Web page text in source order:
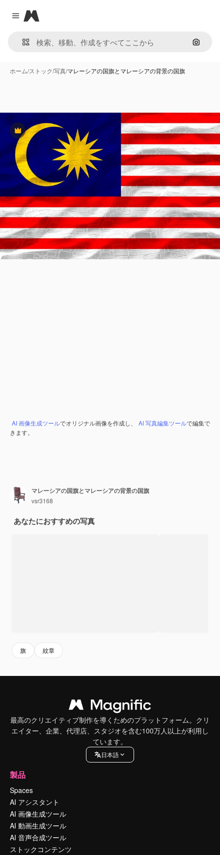
Close menu
Magnific
画像で
ホーム/ストック/写真/マレーシアの国旗とマレーシアの背景の国旗
Premium
AI 画像生成ツールでオリジナル画像を作成し、 AI 写真編集ツールで編集で
きます。
マレーシアの国旗とマレーシアの背景の国旗
vsr3168
あなたにおすすめの写真
旗 紋章
最高のクリエイティブ制作を導くためのプラットフォーム。クリ
エイター、企業、代理店、スタジオを含む100万人以上が利用し
ています。
日本語
製品
Spaces
AI アシスタント
AI 画像生成ツール
AI 動画生成ツール
AI 音声合成ツール
ストックコンテンツ